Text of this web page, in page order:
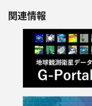
関連情報